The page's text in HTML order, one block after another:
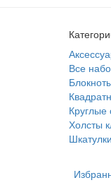
Все
Круглые
Холсты